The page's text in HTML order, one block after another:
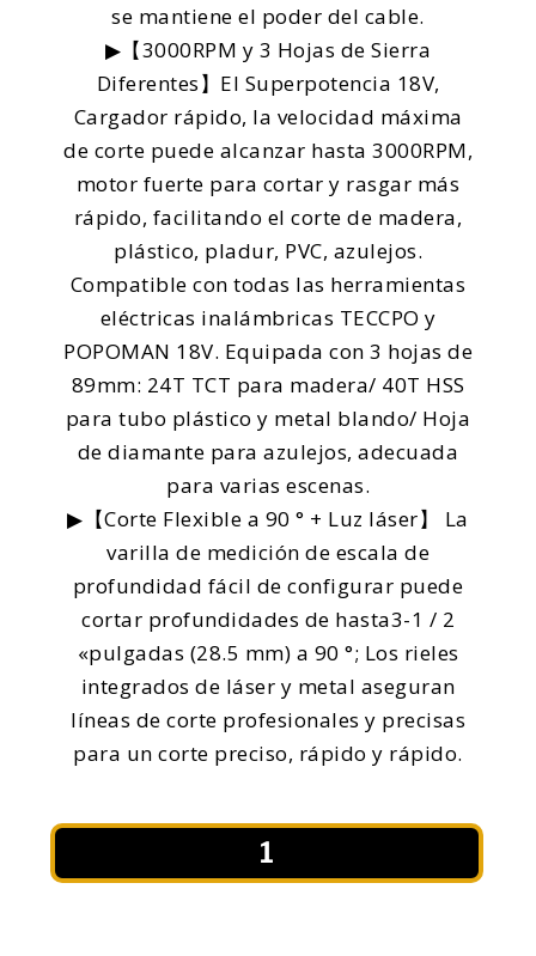
se mantiene el poder del cable.
▶【3000RPM y 3 Hojas de Sierra
Diferentes】El Superpotencia 18V,
Cargador rápido, la velocidad máxima
de corte puede alcanzar hasta 3000RPM,
motor fuerte para cortar y rasgar más
rápido, facilitando el corte de madera,
plástico, pladur, PVC, azulejos.
Compatible con todas las herramientas
eléctricas inalámbricas TECCPO y
POPOMAN 18V. Equipada con 3 hojas de
89mm: 24T TCT para madera/ 40T HSS
para tubo plástico y metal blando/ Hoja
de diamante para azulejos, adecuada
para varias escenas.
▶【Corte Flexible a 90 ° + Luz láser】 La
varilla de medición de escala de
profundidad fácil de configurar puede
cortar profundidades de hasta3-1 / 2
«pulgadas (28.5 mm) a 90 °; Los rieles
integrados de láser y metal aseguran
líneas de corte profesionales y precisas
para un corte preciso, rápido y rápido.
Sierra
Circular